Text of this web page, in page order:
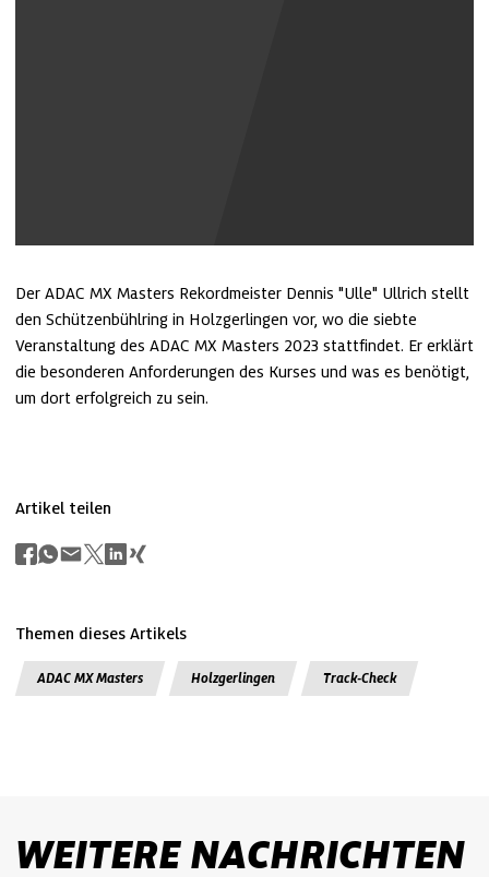
Der ADAC MX Masters Rekordmeister Dennis "Ulle" Ullrich stellt
den Schützenbühlring in Holzgerlingen vor, wo die siebte
Veranstaltung des ADAC MX Masters 2023 stattfindet. Er erklärt
die besonderen Anforderungen des Kurses und was es benötigt,
um dort erfolgreich zu sein.
Artikel teilen
Themen dieses Artikels
ADAC MX Masters Holzgerlingen Track-Check
WEITERE NACHRICHTEN